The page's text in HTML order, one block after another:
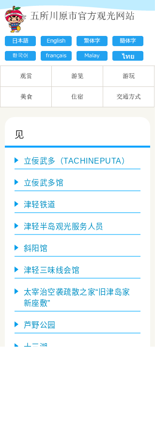
见
立佞武多（TACHINEPUTA）
立佞武多馆
津轻铁道
津轻半岛观光服务人员
斜阳馆
津轻三味线会馆
太宰治空袭疏散之家“旧津岛家
新座敷”
芦野公园
十三湖